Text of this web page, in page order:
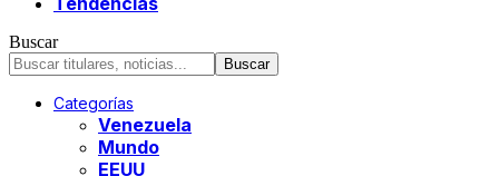
Buscar
Categorías
Venezuela
Mundo
EEUU